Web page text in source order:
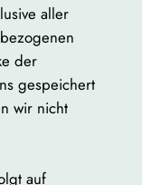
aller
der
gespeichert
wir nicht
auf